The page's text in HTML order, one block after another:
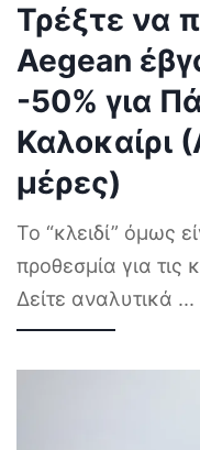
Τρέξτε να
Aegean
-50% για
Καλοκαίρι
μέρες)
Το “κλειδί” όμως
προθεσμία για τις
Δείτε αναλυτικά ...